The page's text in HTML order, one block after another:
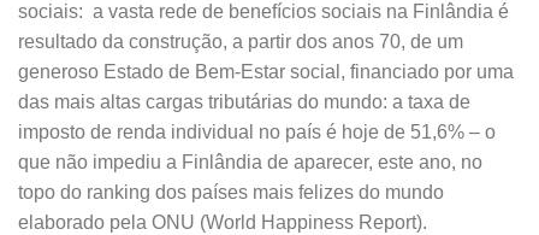
sociais: a vasta rede de benefícios sociais na Finlândia é
resultado da construção, a partir dos anos 70, de um
generoso Estado de Bem-Estar social, financiado por uma
das mais altas cargas tributárias do mundo: a taxa de
imposto de renda individual no país é hoje de 51,6% – o
que não impediu a Finlândia de aparecer, este ano, no
topo do ranking dos países mais felizes do mundo
elaborado pela ONU (World Happiness Report).